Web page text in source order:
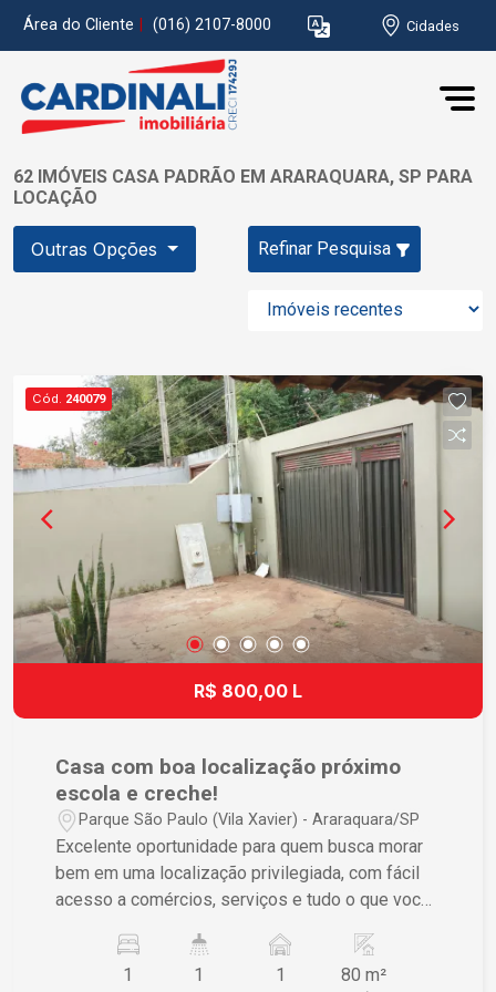
Área do Cliente (016) 2107-8000 Cidades
62 IMÓVEIS CASA PADRÃO EM ARARAQUARA, SP PARA
LOCAÇÃO
Outras Opções Refinar Pesquisa
Cód. 240079
R$ 800,00 L
Casa com boa localização próximo
escola e creche!
Parque São Paulo (Vila Xavier) - Araraquara/SP
Excelente oportunidade para quem busca morar
bem em uma localização privilegiada, com fácil
acesso a comércios, serviços e tudo o que você
dormitório; - Sala aconchegante; - Cozinha; -
Banheiro social; - Área de serviço; - 1 vaga de
1 1 1 80 m²